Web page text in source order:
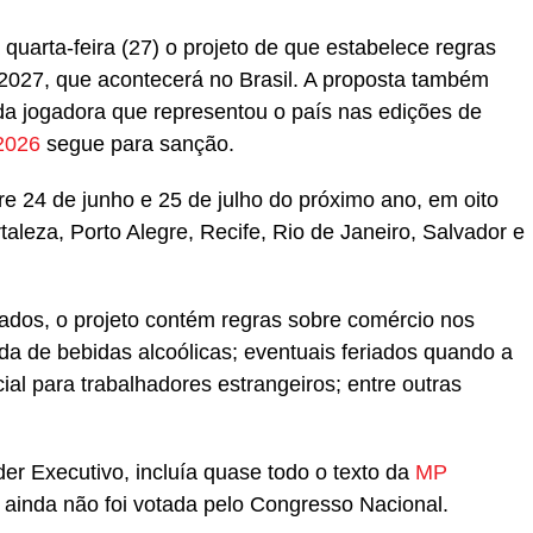
feira (27) o projeto de que estabelece regras
que acontecerá no Brasil. A proposta também
jogadora que representou o país nas edições de
segue para sanção.
24 de junho e 25 de julho do próximo ano, em oito
Porto Alegre, Recife, Rio de Janeiro, Salvador e
o projeto contém regras sobre comércio nos
de bebidas alcoólicas; eventuais feriados quando a
para trabalhadores estrangeiros; entre outras
Executivo, incluía quase todo o texto da MP
não foi votada pelo Congresso Nacional.